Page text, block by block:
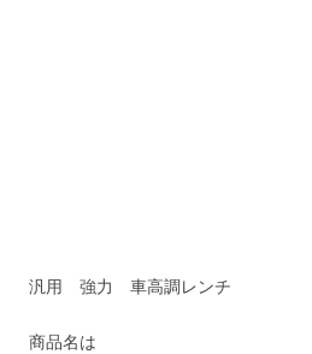
汎用 強力 車高調レンチ
商品名は